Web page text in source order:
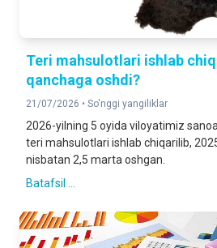
Teri mahsulotlari ishlab
qanchaga oshdi?
21/07/2026 • So'nggi yangiliklar
2026-yilning 5 oyida viloyatimiz
teri mahsulotlari ishlab chiqarilib,
nisbatan 2,5 marta oshgan.
Batafsil ...